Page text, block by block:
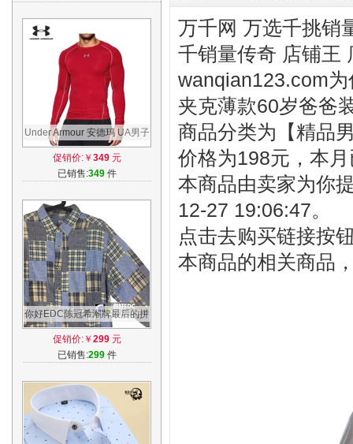
Under Armour 安德玛 UA男子
Armour运动长袖紧身
衣-1257471
促销价:￥ 349元
已销售:349件
你好EDC陈冠希潮牌最后的拼
接百家布男装衬衫外套 触手可
及同款
促销价:￥ 299元
已销售:299件
万千网 万选千挑销
千销量传奇 店铺王
wanqian123.com
夹克薄款60岁爸爸
商品分类为【精品
价格为198元，本
本商品由卖家为你
12-27 19:06:47。
点击去购买链接按
本商品的相关商品